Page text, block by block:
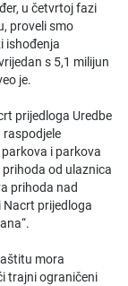
u četvrtoj fazi
proveli smo
ishođenja
s 5,1 milijun
je.
prijedloga Uredbe
i parkova
od ulaznica
prihoda nad
Nacrt prijedloga
mora
trajni ograničeni